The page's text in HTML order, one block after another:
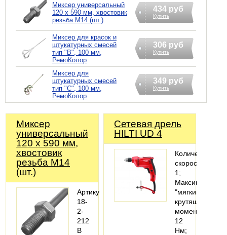
Миксер универсальный
120 х 590 мм, хвостовик
резьба М14 (шт.)
434 руб
Купить
Миксер для красок и
штукатурных смесей
тип "В", 100 мм,
РемоКолор
306 руб
Купить
Миксер для
штукатурных смесей
тип "С", 100 мм,
РемоКолор
349 руб
Купить
Миксер
универсальный
120 х 590 мм,
хвостовик
резьба М14
(шт.)
Артикул:
18-
2-
212
В
Сетевая дрель
HILTI UD 4
Количество
скоростей
1;
Максимальный
"мягкий"
крутящий
момент
12
Нм;